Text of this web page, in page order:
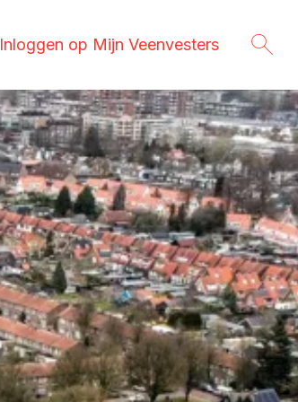
Inloggen op Mijn Veenvesters